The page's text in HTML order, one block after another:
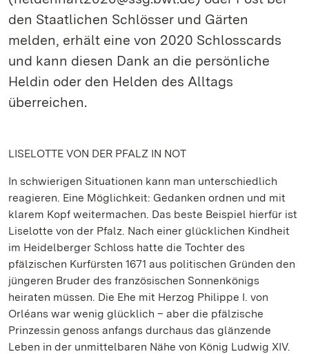
den Staatlichen Schlösser und Gärten
melden, erhält eine von 2020 Schlosscards
und kann diesen Dank an die persönliche
Heldin oder den Helden des Alltags
überreichen.
LISELOTTE VON DER PFALZ IN NOT
In schwierigen Situationen kann man unterschiedlich
reagieren. Eine Möglichkeit: Gedanken ordnen und mit
klarem Kopf weitermachen. Das beste Beispiel hierfür ist
Liselotte von der Pfalz. Nach einer glücklichen Kindheit
im Heidelberger Schloss hatte die Tochter des
pfälzischen Kurfürsten 1671 aus politischen Gründen den
jüngeren Bruder des französischen Sonnenkönigs
heiraten müssen. Die Ehe mit Herzog Philippe I. von
Orléans war wenig glücklich – aber die pfälzische
Prinzessin genoss anfangs durchaus das glänzende
Leben in der unmittelbaren Nähe von König Ludwig XIV.